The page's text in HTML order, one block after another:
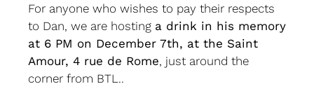
For anyone who wishes to pay their respects
to Dan, we are hosting a drink in his memory
at 6 PM on December 7th, at the Saint
Amour, 4 rue de Rome, just around the
corner from BTL..